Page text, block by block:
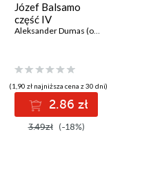
Józef Balsamo
część IV
Aleksander Dumas (ojciec)
(1,90 zł najniższa cena z 30 dni)
2.86 zł
3.49zł (-18%)